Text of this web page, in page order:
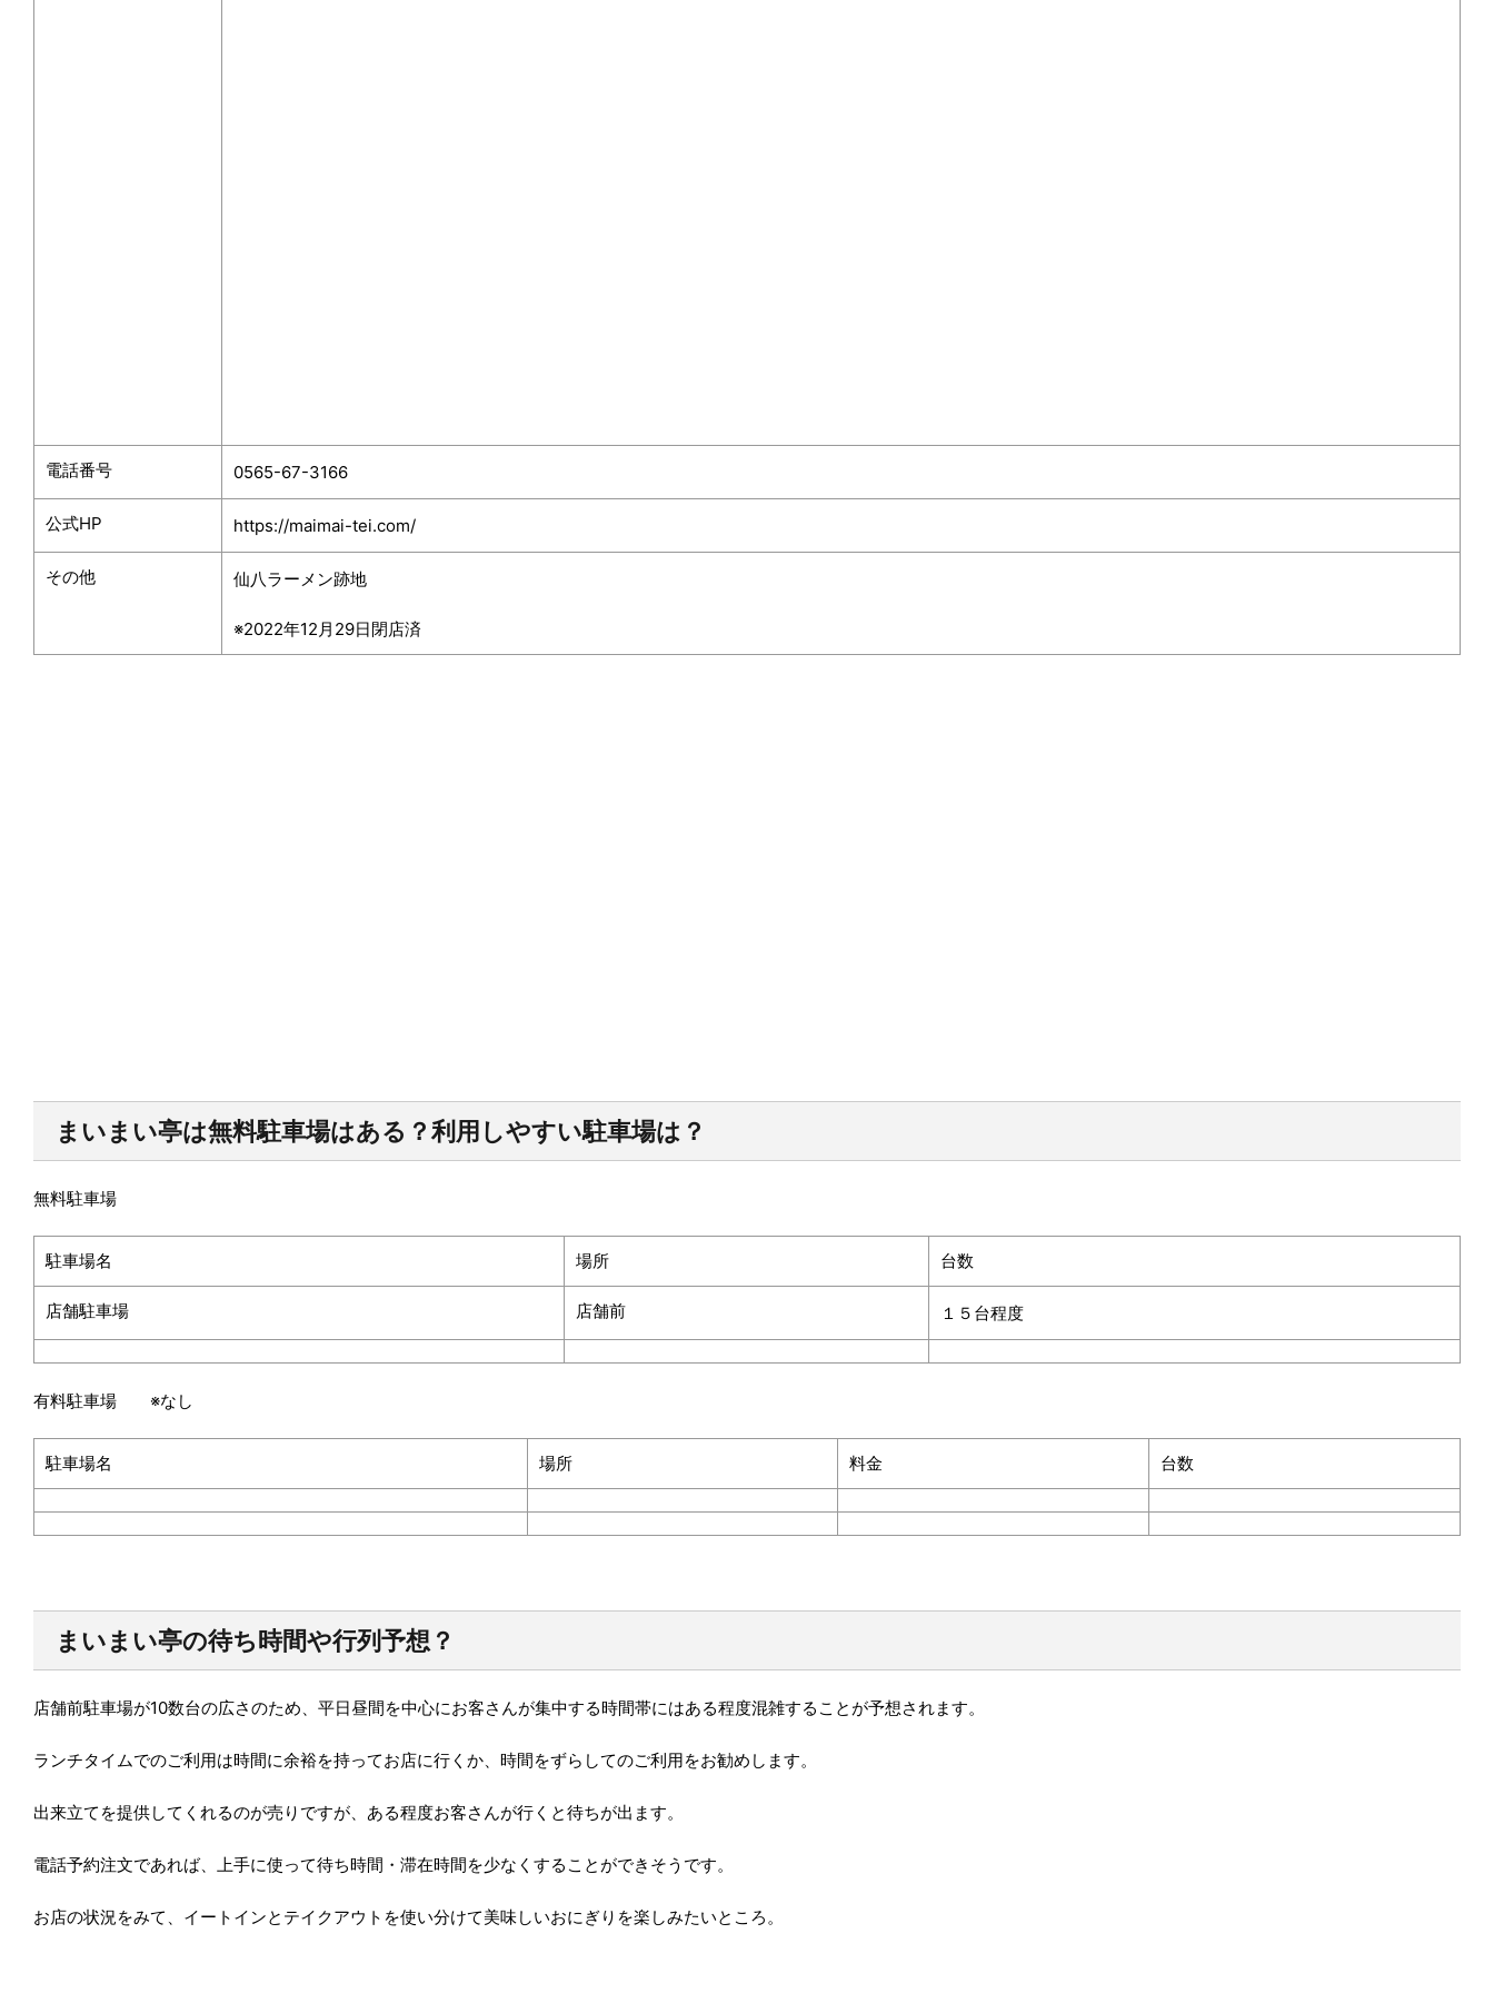
電話番号 0565-67-3166
公式HP https://maimai-tei.com/
その他 仙八ラーメン跡地
※2022年12月29日閉店済
まいまい亭は無料駐車場はある？利用しやすい駐車場は？
無料駐車場
駐車場名 場所 台数
店舗駐車場 店舗前 １５台程度
有料駐車場 ※なし
駐車場名 場所 料金 台数
まいまい亭の待ち時間や行列予想？
店舗前駐車場が10数台の広さのため、平日昼間を中心にお客さんが集中する時間帯にはある程度混雑することが予想されます。
ランチタイムでのご利用は時間に余裕を持ってお店に行くか、時間をずらしてのご利用をお勧めします。
出来立てを提供してくれるのが売りですが、ある程度お客さんが行くと待ちが出ます。
電話予約注文であれば、上手に使って待ち時間・滞在時間を少なくすることができそうです。
お店の状況をみて、イートインとテイクアウトを使い分けて美味しいおにぎりを楽しみたいところ。